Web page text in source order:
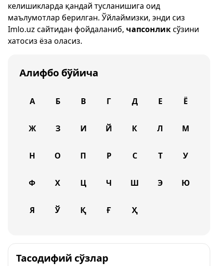
келишикларда қандай тусланишига оид
маълумотлар берилган. Ўйлаймизки, энди сиз
Imlo.uz сайтидан фойдаланиб, чапсонликсўзини
хатосиз ёза оласиз.
Алифбо бўйича
А Б В Г Д Е Ё
Ж З И Й К Л М
Н О П Р С Т У
Ф Х Ц Ч Ш Э Ю
Я Ў Қ Ғ Ҳ
Тасодифий сўзлар